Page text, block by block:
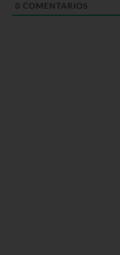
0 COMENTARIOS